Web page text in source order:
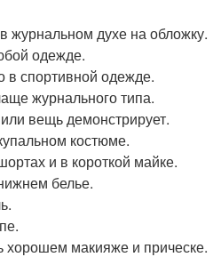
журнальном духе на обложку.
одежде.
в спортивной одежде.
журнального типа.
вещь демонстрирует.
костюме.
и в короткой майке.
белье.
макияже и прическе.